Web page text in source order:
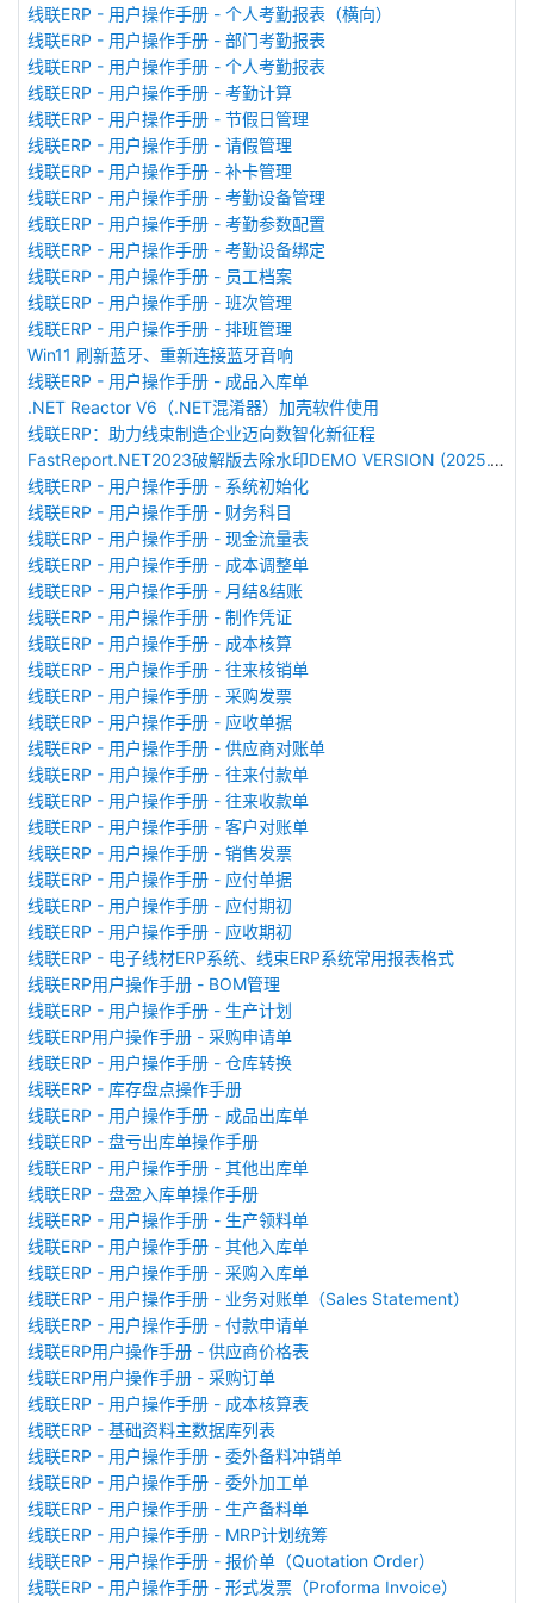
线联ERP - 用户操作手册 - 个人考勤报表（横向）
线联ERP - 用户操作手册 - 部门考勤报表
线联ERP - 用户操作手册 - 个人考勤报表
线联ERP - 用户操作手册 - 考勤计算
线联ERP - 用户操作手册 - 节假日管理
线联ERP - 用户操作手册 - 请假管理
线联ERP - 用户操作手册 - 补卡管理
线联ERP - 用户操作手册 - 考勤设备管理
线联ERP - 用户操作手册 - 考勤参数配置
线联ERP - 用户操作手册 - 考勤设备绑定
线联ERP - 用户操作手册 - 员工档案
线联ERP - 用户操作手册 - 班次管理
线联ERP - 用户操作手册 - 排班管理
Win11 刷新蓝牙、重新连接蓝牙音响
线联ERP - 用户操作手册 - 成品入库单
.NET Reactor V6（.NET混淆器）加壳软件使用
线联ERP：助力线束制造企业迈向数智化新征程
FastReport.NET2023破解版去除水印DEMO VERSION (2025.1.14/2023.2.18版本)
线联ERP - 用户操作手册 - 系统初始化
线联ERP - 用户操作手册 - 财务科目
线联ERP - 用户操作手册 - 现金流量表
线联ERP - 用户操作手册 - 成本调整单
线联ERP - 用户操作手册 - 月结&结账
线联ERP - 用户操作手册 - 制作凭证
线联ERP - 用户操作手册 - 成本核算
线联ERP - 用户操作手册 - 往来核销单
线联ERP - 用户操作手册 - 采购发票
线联ERP - 用户操作手册 - 应收单据
线联ERP - 用户操作手册 - 供应商对账单
线联ERP - 用户操作手册 - 往来付款单
线联ERP - 用户操作手册 - 往来收款单
线联ERP - 用户操作手册 - 客户对账单
线联ERP - 用户操作手册 - 销售发票
线联ERP - 用户操作手册 - 应付单据
线联ERP - 用户操作手册 - 应付期初
线联ERP - 用户操作手册 - 应收期初
线联ERP - 电子线材ERP系统、线束ERP系统常用报表格式
线联ERP用户操作手册 - BOM管理
线联ERP - 用户操作手册 - 生产计划
线联ERP用户操作手册 - 采购申请单
线联ERP - 用户操作手册 - 仓库转换
线联ERP - 库存盘点操作手册
线联ERP - 用户操作手册 - 成品出库单
线联ERP - 盘亏出库单操作手册
线联ERP - 用户操作手册 - 其他出库单
线联ERP - 盘盈入库单操作手册
线联ERP - 用户操作手册 - 生产领料单
线联ERP - 用户操作手册 - 其他入库单
线联ERP - 用户操作手册 - 采购入库单
线联ERP - 用户操作手册 - 业务对账单（Sales Statement）
线联ERP - 用户操作手册 - 付款申请单
线联ERP用户操作手册 - 供应商价格表
线联ERP用户操作手册 - 采购订单
线联ERP - 用户操作手册 - 成本核算表
线联ERP - 基础资料主数据库列表
线联ERP - 用户操作手册 - 委外备料冲销单
线联ERP - 用户操作手册 - 委外加工单
线联ERP - 用户操作手册 - 生产备料单
线联ERP - 用户操作手册 - MRP计划统筹
线联ERP - 用户操作手册 - 报价单（Quotation Order）
线联ERP - 用户操作手册 - 形式发票（Proforma Invoice）